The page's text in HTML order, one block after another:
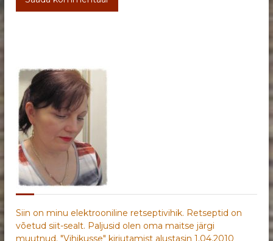
Siin on minu elektrooniline retseptivihik. Retseptid on
võetud siit-sealt. Paljusid olen oma maitse järgi
muutnud. "Vihikusse" kirjutamist alustasin 1.04.2010